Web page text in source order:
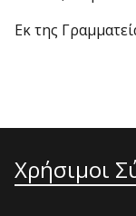
Εκ της
Χρήσιμοι